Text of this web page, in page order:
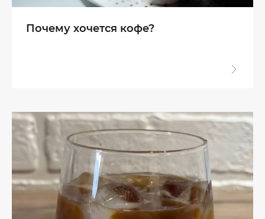
Почему хочется кофе?